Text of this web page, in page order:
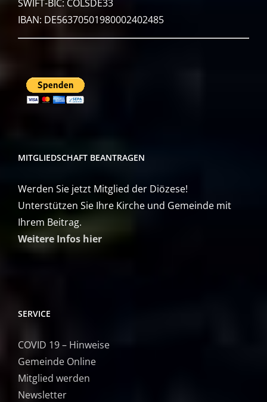
SWIFT-BIC: COLSDE33
IBAN: DE56370501980002402485
MITGLIEDSCHAFT BEANTRAGEN
Werden Sie jetzt Mitglied der Diözese!
Unterstützen Sie Ihre Kirche und Gemeinde mit
Ihrem Beitrag.
Weitere Infos hier
SERVICE
COVID 19 – Hinweise
Gemeinde Online
Mitglied werden
Newsletter